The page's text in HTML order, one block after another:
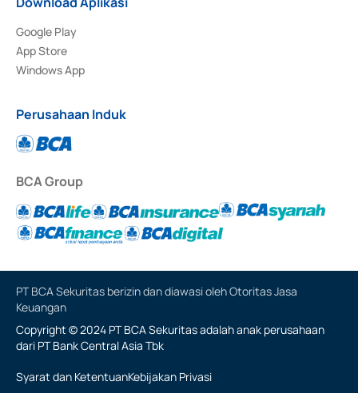
Google Play
App Store
Windows App
Perusahaan Induk
BCA Group
PT BCA Sekuritas berizin dan diawasi oleh Otoritas Jasa
Keuangan
Copyright © 2024 PT BCA Sekuritas adalah anak perusahaan
dari PT Bank Central Asia Tbk
Syarat dan KetentuanKebijakan Privasi